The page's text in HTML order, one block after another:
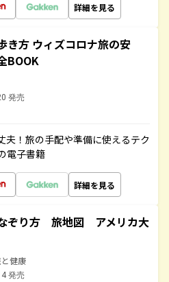
詳細を見る
き方 ウィズコロナ旅の安
BOOK
発売
夫！旅の手配や準備に使えるテク
電子書籍
詳細を見る
ぞり方 旅地図 アメリカ大
健康
発売